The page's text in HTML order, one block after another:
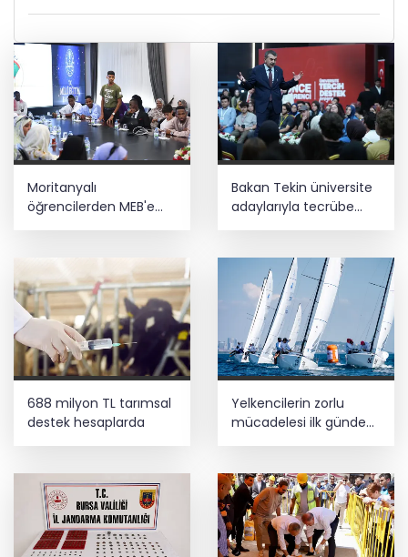
Moritanyalı
öğrencilerden MEB'e
ziyaret
Bakan Tekin üniversite
adaylarıyla tecrübe
paylaştı
688 milyon TL tarımsal
destek hesaplarda
Yelkencilerin zorlu
mücadelesi ilk günde